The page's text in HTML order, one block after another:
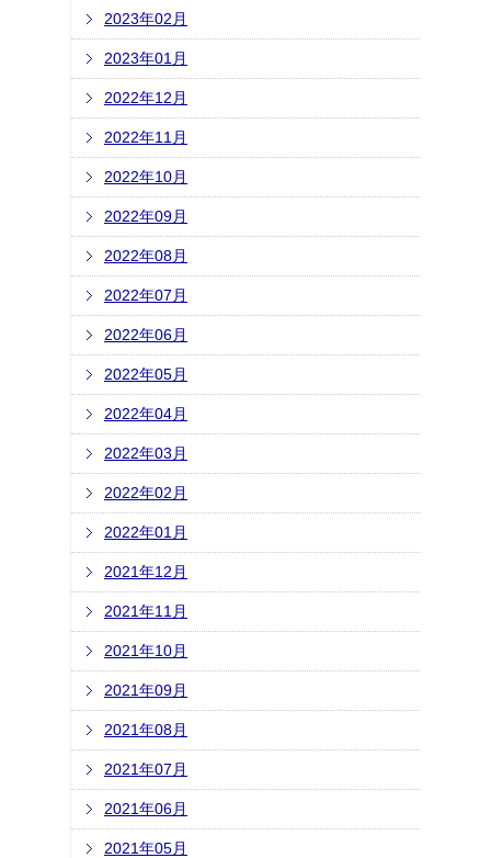
2023年02月
2023年01月
2022年12月
2022年11月
2022年10月
2022年09月
2022年08月
2022年07月
2022年06月
2022年05月
2022年04月
2022年03月
2022年02月
2022年01月
2021年12月
2021年11月
2021年10月
2021年09月
2021年08月
2021年07月
2021年06月
2021年05月